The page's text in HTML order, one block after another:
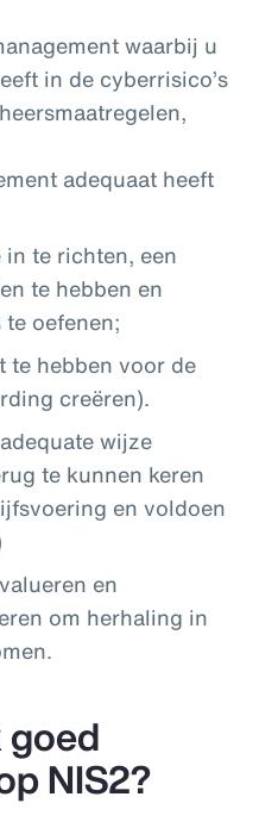
waarbij u
in de cyberrisico’s
adequaat heeft
te richten, een
te hebben en
te oefenen;
te hebben voor de
creëren).
wijze
te kunnen keren
en voldoen
en
om herhaling in
goed
NIS2?